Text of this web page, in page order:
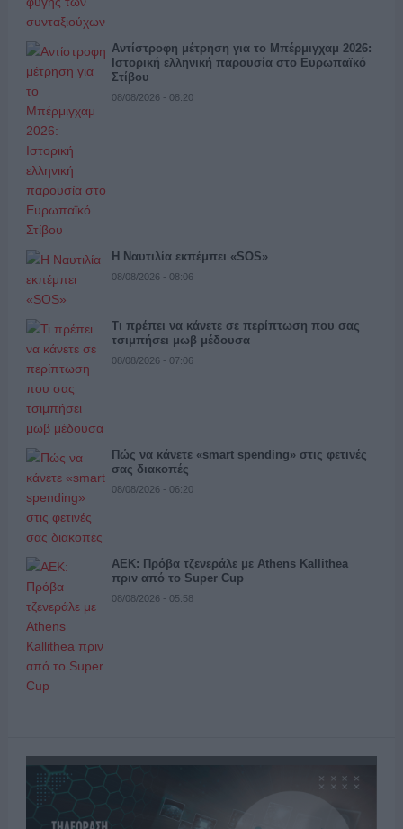
Αντίστροφη μέτρηση για το Μπέρμιγχαμ 2026:
Ιστορική ελληνική παρουσία στο Ευρωπαϊκό
Στίβου
08/08/2026 - 08:20
Η Ναυτιλία εκπέμπει «SOS»
08/08/2026 - 08:06
Τι πρέπει να κάνετε σε περίπτωση που σας
τσιμπήσει μωβ μέδουσα
08/08/2026 - 07:06
Πώς να κάνετε «smart spending» στις φετινές
σας διακοπές
08/08/2026 - 06:20
ΑΕΚ: Πρόβα τζενεράλε με Athens Kallithea
πριν από το Super Cup
08/08/2026 - 05:58